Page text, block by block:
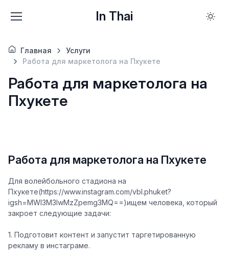
In Thai
Главная
Услуги
Работа для маркетолога на Пхукете
Работа для маркетолога на
Пхукете
Работа для маркетолога на Пхукете
Для волейбольного стадиона на
Пхукете(https://www.instagram.com/vbl.phuket?
igsh=MWl3M3lwMzZpemg3MQ==)ищем человека, который
закроет следующие задачи:
1. Подготовит контент и запустит таргетированную
рекламу в инстаграме.